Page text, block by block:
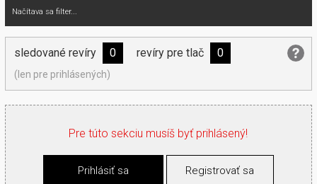
Načítava sa filter...
sledované revíry 0 revíry pre tlač 0
(len pre prihlásených)
Pre túto sekciu musíš byť prihlásený!
Prihlásiť sa Registrovať sa